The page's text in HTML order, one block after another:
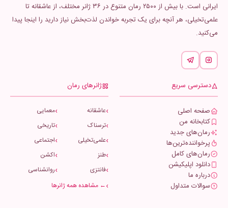
ایرانی است. با بیش از ۲۵۰۰ رمان متنوع در ۳۶ ژانر مختلف، از عاشقانه تا
علمی‌تخیلی، هر آنچه برای یک تجربه خواندن لذت‌بخش نیاز دارید را اینجا پیدا
می‌کنید.
دسترسی سریع
صفحه اصلی
کتابخانه من
رمان‌های جدید
پرخواننده‌ترین‌ها
رمان‌های کامل
دانلود اپلیکیشن
درباره ما
سوالات متداول
ژانرهای رمان
عاشقانه
معمایی
ترسناک
تاریخی
علمی‌تخیلی
اجتماعی
طنز
اکشن
فانتزی
روانشناسی
← مشاهده همه ژانرها